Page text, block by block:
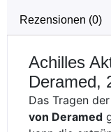
Rezensionen (0)
Achilles
Deramed,
Das Tragen der
von Deramed